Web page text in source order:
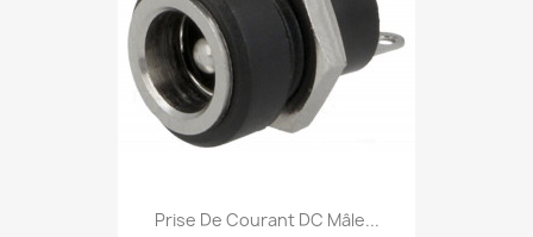
Prise De Courant DC Mâle...